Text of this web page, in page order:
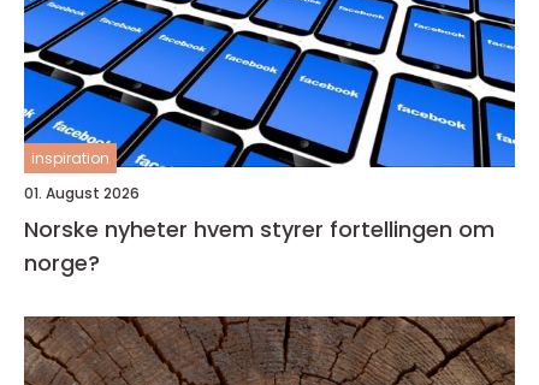
inspiration
01. August 2026
Norske nyheter hvem styrer fortellingen om
norge?